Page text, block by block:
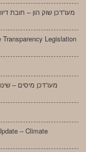
מעו”דכן שוק הון – חובת
Legislation
מעו”דכן מיסים –
– Climate